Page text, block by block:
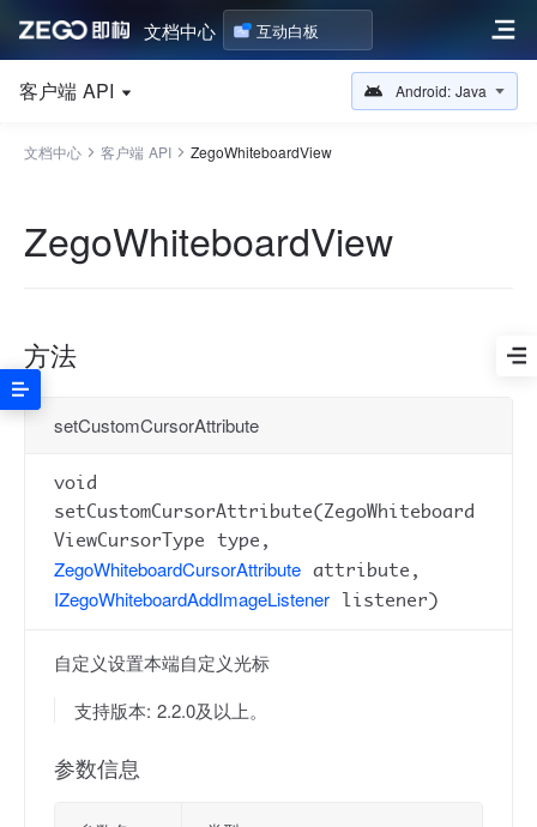
文档中心 互动白板
客户端 API Android: Java
文档中心 客户端 API ZegoWhiteboardView
ZegoWhiteboardView
方法
setCustomCursorAttribute
void
setCustomCursorAttribute(ZegoWhiteboard
ViewCursorType type,
ZegoWhiteboardCursorAttribute attribute,
IZegoWhiteboardAddImageListener listener)
自定义设置本端自定义光标
支持版本: 2.2.0及以上。
参数信息